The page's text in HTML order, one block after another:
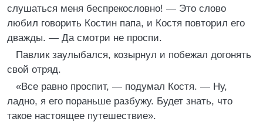
слушаться меня беспрекословно! — Это слово
любил говорить Костин папа, и Костя повторил его
дважды. — Да смотри не проспи.
Павлик заулыбался, козырнул и побежал догонять
свой отряд.
«Все равно проспит, — подумал Костя. — Ну,
ладно, я его пораньше разбужу. Будет знать, что
такое настоящее путешествие».